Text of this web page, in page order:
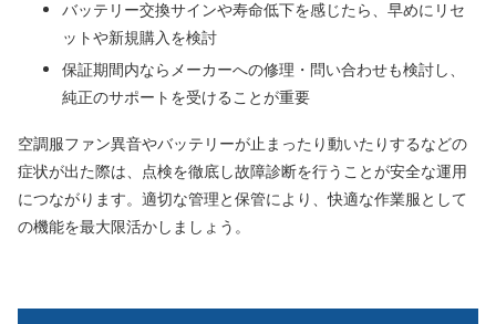
バッテリー交換サインや寿命低下を感じたら、早めにリセ
ットや新規購入を検討
保証期間内ならメーカーへの修理・問い合わせも検討し、
純正のサポートを受けることが重要
空調服ファン異音やバッテリーが止まったり動いたりするなどの
症状が出た際は、点検を徹底し故障診断を行うことが安全な運用
につながります。適切な管理と保管により、快適な作業服として
の機能を最大限活かしましょう。